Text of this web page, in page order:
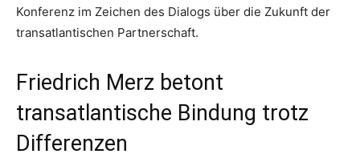
Konferenz im Zeichen des Dialogs über die Zukunft der
transatlantischen Partnerschaft.
Friedrich Merz betont
transatlantische Bindung trotz
Differenzen